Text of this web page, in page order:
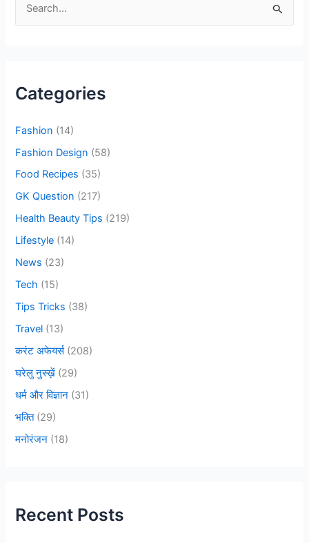
h
r
:
Categories
Fashion (14)
Fashion Design (58)
Food Recipes (35)
GK Question (217)
Health Beauty Tips (219)
Lifestyle (14)
News (23)
Tech (15)
Tips Tricks (38)
Travel (13)
करंट अफेयर्स(208)
घरेलु नुस्ख़ें (29)
धर्म और विज्ञान (31)
भक्ति(29)
मनोरंजन (18)
Recent Posts